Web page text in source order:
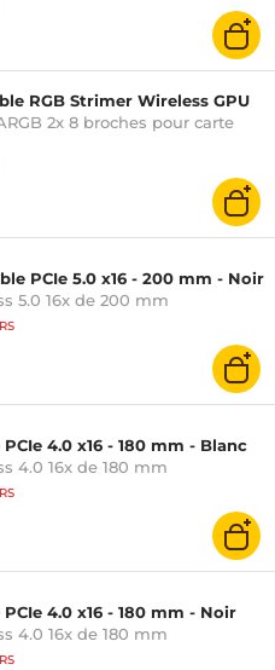
RGB Strimer Wireless GPU
2x 8 broches pour carte
PCIe 5.0 x16 - 200 mm - Noir
5.0 16x de 200 mm
PCIe 4.0 x16 - 180 mm - Blanc
4.0 16x de 180 mm
PCIe 4.0 x16 - 180 mm - Noir
4.0 16x de 180 mm